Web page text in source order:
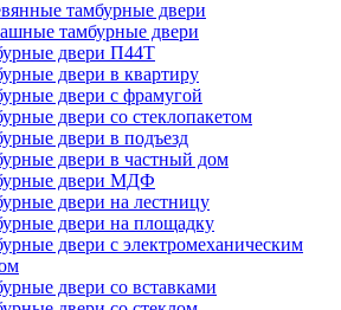
тамбурные двери
тамбурные двери
двери П44Т
двери в квартиру
двери с фрамугой
двери со стеклопакетом
двери в подъезд
двери в частный дом
двери МДФ
двери на лестницу
двери на площадку
двери с электромеханическим
двери со вставками